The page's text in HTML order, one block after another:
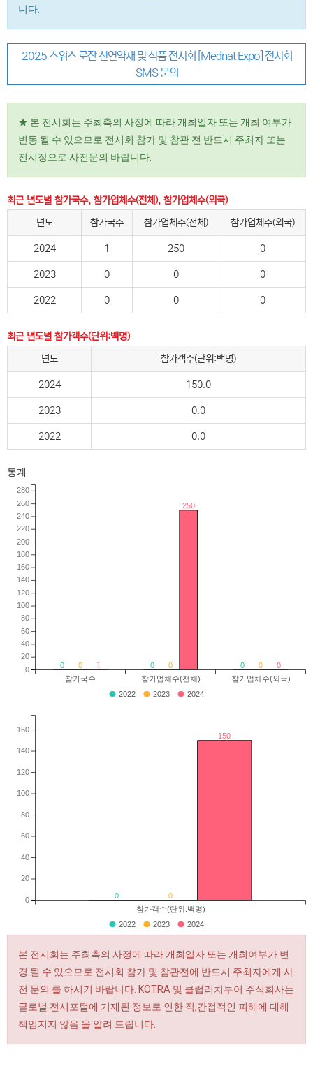
니다.
2025 스위스 로잔 천연약재 및 식품 전시회 [Mednat Expo] 전시회
SMS 문의
★ 본 전시회는 주최측의 사정에 따라 개최일자 또는 개최 여부가
변동 될 수 있으므로 전시회 참가 및 참관 전 반드시 주최자 또는
전시장으로 사전문의 바랍니다.
최근 년도별 참가국수, 참가업체수(전체), 참가업체수(외국)
년도
참가국수 참가업체수(전체) 참가업체수(외국)
2024 1 250 0
2023 0 0 0
2022 0 0 0
최근 년도별 참가객수(단위:백명)
년도
참가객수(단위:백명)
2024 150.0
2023 0.0
2022 0.0
통계
0 0 0
0 0 0
1
250
0
참가국수 참가업체수(전체) 참가업체수(외국)
0
20
40
60
80
100
120
140
160
180
200
220
240
260
280
2022 2023 2024
0 0
150
참가객수(단위:백명)
0
20
40
60
80
100
120
140
160
2022 2023 2024
본 전시회는 주최측의 사정에 따라 개최일자 또는 개최여부가 변
경 될 수 있으므로 전시회 참가 및 참관전에 반드시 주최자에게 사
전 문의 를 하시기 바랍니다. KOTRA 및 클럽리치투어 주식회사는
글로벌 전시포털에 기재된 정보로 인한 직,간접적인 피해에 대해
책임지지 않음 을 알려 드립니다.